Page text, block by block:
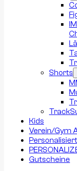
Shorts
Kids
Verein/Gym
Gutscheine